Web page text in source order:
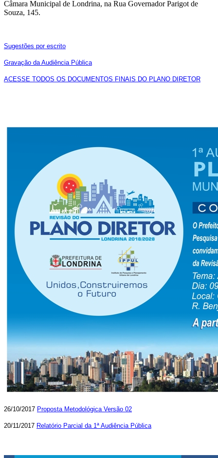
Câmara Municipal de Londrina, na Rua Governador Parigot de
Souza, 145.
Sugestões por escrito
Gravação da Audiência Pública
ACESSE TODOS OS DOCUMENTOS FINAIS DO PLANO DIRETOR
26/10/2017 Proposta Metodológica Versão 02
20/11/2017 Relatório Parcial da 1ª Audiência Pública